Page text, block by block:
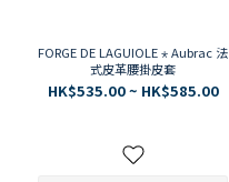
FORGE DE LAGUIOLE ⋆ Aubrac 法
式皮革腰掛皮套
HK$535.00 ~ HK$585.00